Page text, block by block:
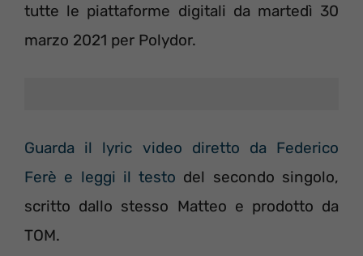
tutte le piattaforme digitali da martedì 30
marzo 2021 per Polydor.
Guarda il lyric video diretto da Federico
Ferè e leggi il testo del secondo singolo,
scritto dallo stesso Matteo e prodotto da
TOM.